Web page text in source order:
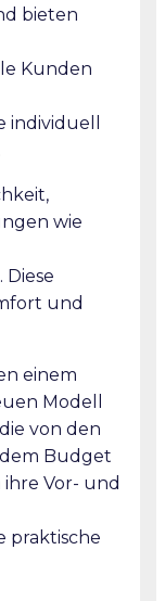
bieten
Kunden
individuell
wie
und
einem
Modell
von den
Budget
Vor- und
praktische